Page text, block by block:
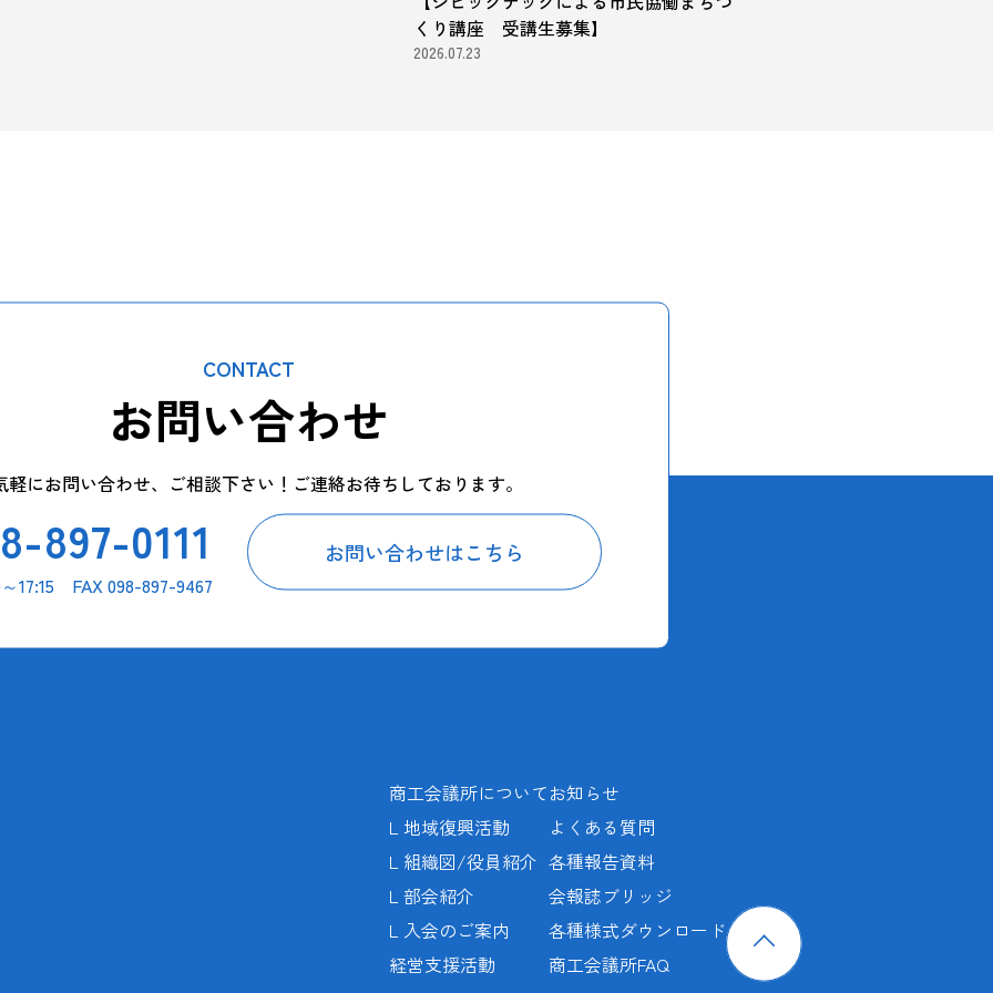
くり講座 受講生募集】
2026.07.23
CONTACT
お問い合わせ
軽にお問い合わせ、ご相談下さい！ご連絡お待ちしております。
897-0111
17:15 FAX 098-897-9467
お問い合わせはこちら
商工会議所について
L 地域復興活動
L 組織図/役員紹介
L 部会紹介
L 入会のご案内
経営支援活動
お知らせ
よくある質問
各種報告資料
会報誌ブリッジ
各種様式ダウンロード
商工会議所FAQ